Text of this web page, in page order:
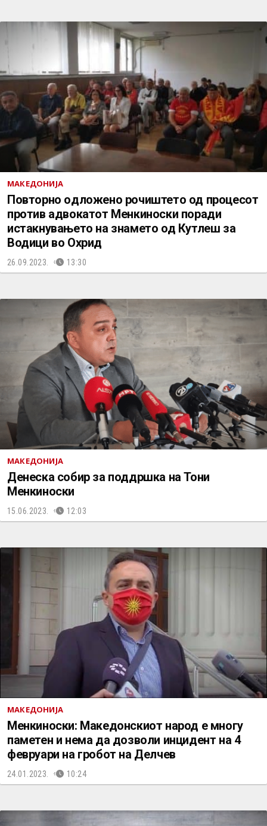
МАКЕДОНИЈА
Повторно oдложено рочиштето од процесот
против адвокатот Менкиноски поради
истакнувањето на знамето од Кутлеш за
Водици во Охрид
26.09.2023. 13:30
МАКЕДОНИЈА
Денеска собир за поддршка на Тони
Менкиноски
15.06.2023. 12:03
МАКЕДОНИЈА
Менкиноски: Македонскиот народ е многу
паметен и нема да дозволи инцидент на 4
февруари на гробот на Делчев
24.01.2023. 10:24